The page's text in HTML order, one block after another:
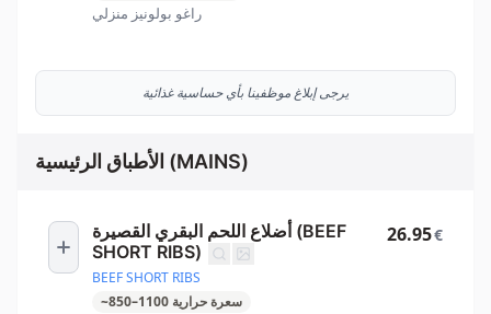
راغو بولونيز منزلي
يرجى إبلاغ موظفينا بأي حساسية غذائية
الأطباق الرئيسية (MAINS)
أضلاع اللحم البقري القصيرة (BEEF
SHORT RIBS)
BEEF SHORT RIBS
~850–1100 سعرة حرارية
26.95€